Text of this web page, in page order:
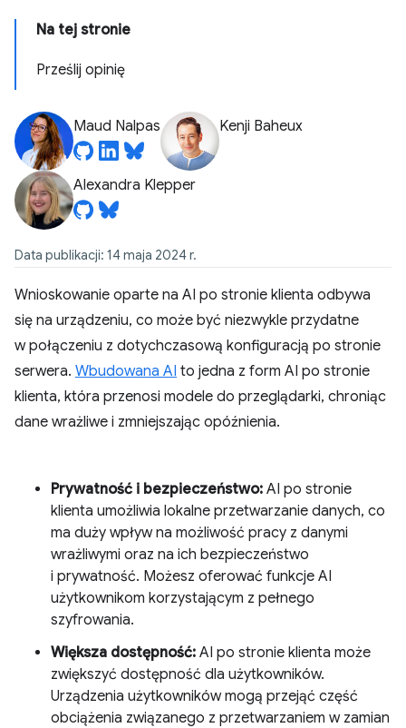
Na tej stronie
Prześlij opinię
Maud Nalpas Kenji Baheux
Alexandra Klepper
Data publikacji: 14 maja 2024 r.
Wnioskowanie oparte na AI po stronie klienta odbywa
się na urządzeniu, co może być niezwykle przydatne
w połączeniu z dotychczasową konfiguracją po stronie
serwera. Wbudowana AI to jedna z form AI po stronie
klienta, która przenosi modele do przeglądarki, chroniąc
dane wrażliwe i zmniejszając opóźnienia.
Prywatność i bezpieczeństwo: AI po stronie
klienta umożliwia lokalne przetwarzanie danych, co
ma duży wpływ na możliwość pracy z danymi
wrażliwymi oraz na ich bezpieczeństwo
i prywatność. Możesz oferować funkcje AI
użytkownikom korzystającym z pełnego
szyfrowania.
Większa dostępność: AI po stronie klienta może
zwiększyć dostępność dla użytkowników.
Urządzenia użytkowników mogą przejąć część
obciążenia związanego z przetwarzaniem w zamian